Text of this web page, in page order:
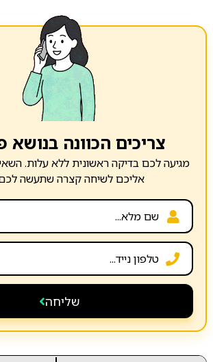
צריכים הכוונה בנושא
מגיעה לכם בדיקה ראשונית ללא עלות.
אליכם לשיחה קצרה שתעשה
שליחה